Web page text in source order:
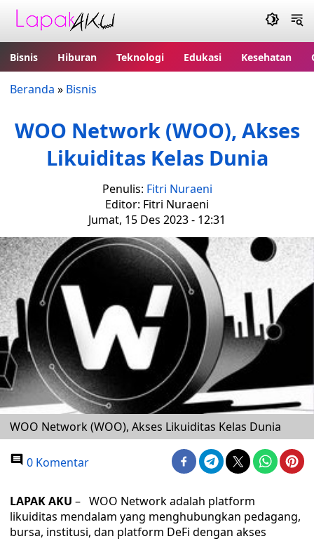
Bisnis Hiburan Teknologi Edukasi Kesehatan
Beranda » Bisnis
WOO Network (WOO), Akses
Likuiditas Kelas Dunia
Penulis: Fitri Nuraeni
Editor: Fitri Nuraeni
Jumat, 15 Des 2023 - 12:31
WOO Network (WOO), Akses Likuiditas Kelas Dunia
0 Komentar
LAPAK AKU – WOO Network adalah platform
likuiditas mendalam yang menghubungkan pedagang,
bursa, institusi, dan platform DeFi dengan akses